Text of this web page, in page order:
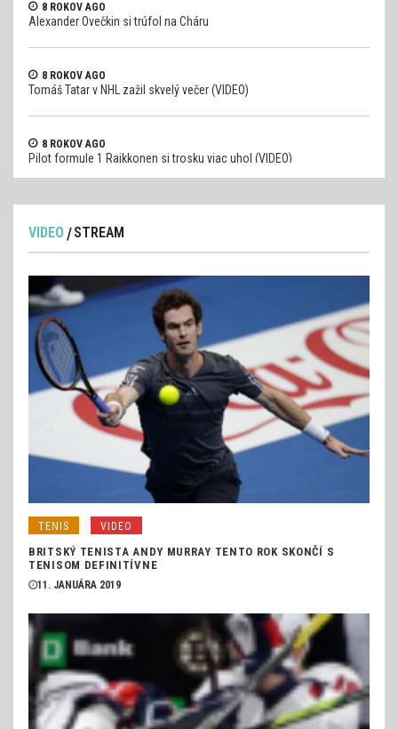
8 ROKOV AGO
Alexander Ovečkin si trúfol na Cháru
8 ROKOV AGO
Tomáš Tatar v NHL zažil skvelý večer (VIDEO)
8 ROKOV AGO
Pilot formule 1 Raikkonen si trosku viac uhol (VIDEO)
VIDEO STREAM
TENIS VIDEO
BRITSKÝ TENISTA ANDY MURRAY TENTO ROK SKONČÍ S
TENISOM DEFINITÍVNE
11. JANUÁRA 2019